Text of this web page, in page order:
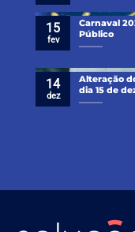
Carnaval
Público
15
fev
Alteração
dia 15 de
14
dez